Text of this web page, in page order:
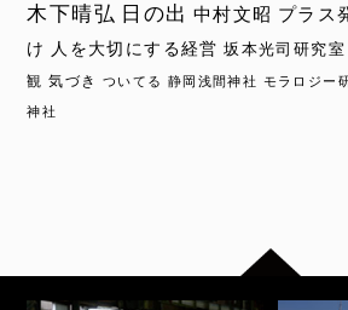
木下晴弘 日の出 中村文昭 プラス
け
人を大切にする経営 坂本光司研究室
観 気づき ついてる 静岡浅間神社 モラロジー
神社